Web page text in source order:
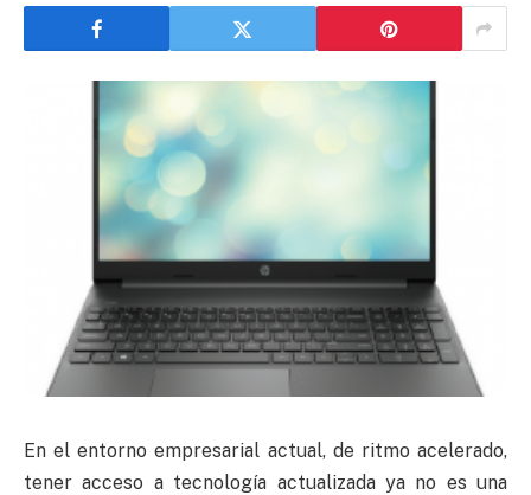
En el entorno empresarial actual, de ritmo acelerado,
tener acceso a tecnología actualizada ya no es una